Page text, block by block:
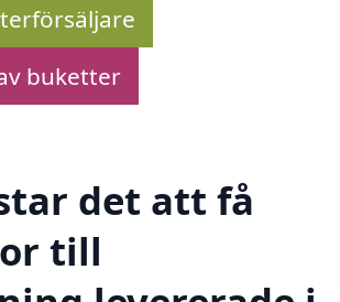
buketter
det att få
till